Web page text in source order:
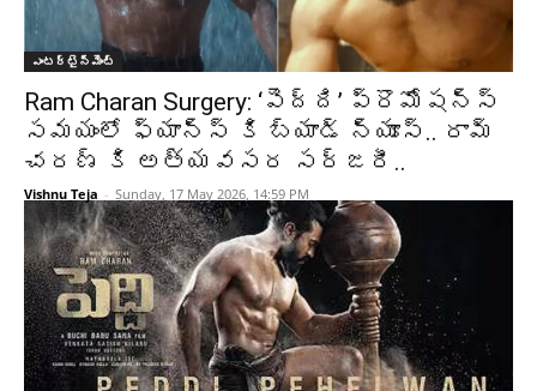
ఎంటర్టైన్మెంట్
Ram Charan Surgery: ‘పెద్ది’ ప్రొమోషన్స్
సమయంలో ఫ్యాన్స్ కి బ్యాడ్ న్యూస్.. రామ్
చరణ్ కి అత్యవసర సర్జరీ..
Vishnu Teja - Sunday, 17 May 2026, 14:59 PM